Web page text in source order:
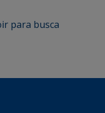
ir para busca